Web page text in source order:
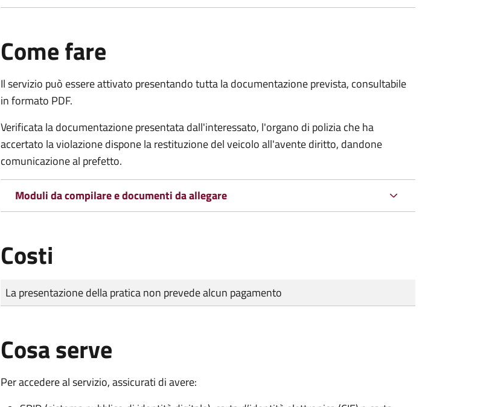
Come fare
Il servizio può essere attivato presentando tutta la documentazione prevista, consultabile
in formato PDF.
Verificata la documentazione presentata dall'interessato, l'organo di polizia che ha
accertato la violazione dispone la restituzione del veicolo all'avente diritto, dandone
comunicazione al prefetto.
Moduli da compilare e documenti da allegare
Costi
Tipo di pagamento
Importo
La presentazione della pratica non prevede alcun pagamento
Cosa serve
Per accedere al servizio, assicurati di avere: